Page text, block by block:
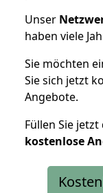
Unser
haben viele
Sie möchten
Sie sich jetzt
Angebote.
Füllen Sie
kostenlose